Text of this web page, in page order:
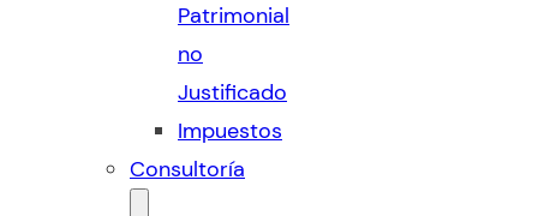
Patrimonial
no
Justificado
Impuestos
Consultoría